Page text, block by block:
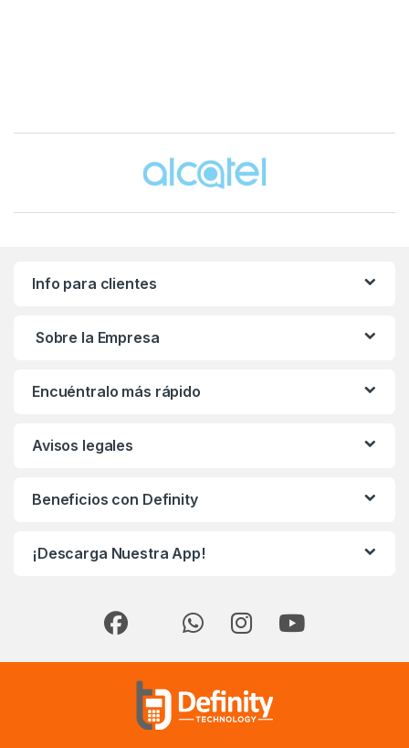
Info para clientes
Sobre la Empresa
Encuéntralo más rápido
Avisos legales
Beneficios con Definity
¡Descarga Nuestra App!